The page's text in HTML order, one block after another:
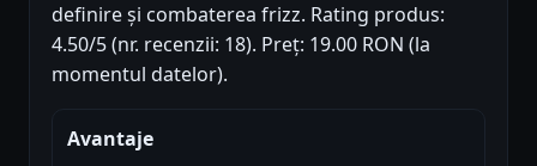
definire și combaterea frizz. Rating produs:
4.50/5 (nr. recenzii: 18). Preț: 19.00 RON (la
momentul datelor).
Avantaje